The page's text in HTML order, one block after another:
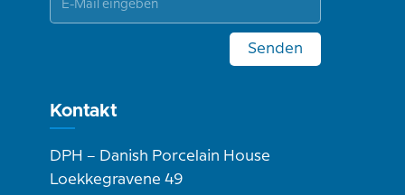
Senden
Kontakt
DPH – Danish Porcelain House
Loekkegravene 49